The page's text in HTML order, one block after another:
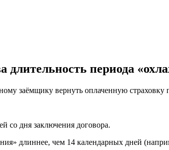
длительность периода
заёмщику вернуть оплаченную
со дня заключения договора.
длиннее, чем 14 календарных дней